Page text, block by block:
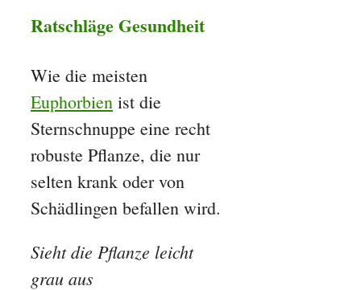
Ratschläge Gesundheit
Wie die meisten
Euphorbien ist die
Sternschnuppe eine recht
robuste Pflanze, die nur
selten krank oder von
Schädlingen befallen wird.
Sieht die Pflanze leicht
grau aus